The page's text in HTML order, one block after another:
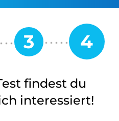
findest du
interessiert!